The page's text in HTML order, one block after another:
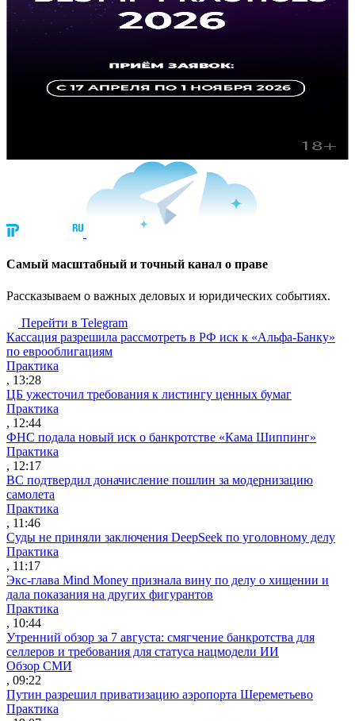
Cамый масштабный и точный канал о праве
Рассказываем о важных деловых и юридических событиях.
Перейти в Telegram
Кассация разрешила рассмотреть в РФ иск к «Альфа-Банку»
по еврооблигациям
Практика
, 13:28
ЦБ ужесточил требования к листингу ценных бумаг
Практика
, 12:44
ФНС подала новый иск о банкротстве «Кама Шиппинг»
Практика
, 12:17
ВС подтвердил доначисление пошлин за модернизацию
самолета
Практика
, 11:46
Суды не приняли заключения DeepSeek по уголовному делу
Практика
, 11:17
Экс-глава Mind Money признала вину по делу о хищении и
дала показания на других фигурантов
Практика
, 10:44
Утренний обзор за 7 августа: смягчение банкротства для
селлеров и требования для статуса нацмодели ИИ
Обзор СМИ
, 09:22
Путин разрешил приватизацию аэропорта Шереметьево
Практика